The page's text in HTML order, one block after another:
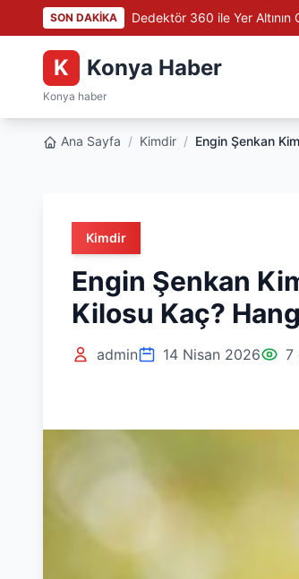
SON DAKİKA Dedektör 360 ile Yer Altının
K Konya Haber
Konya haber
Ana Sayfa / Kimdir / Engin Şenkan
Kimdir
Engin Şenkan
Kilosu Kaç?
admin 14 Nisan 2026 7